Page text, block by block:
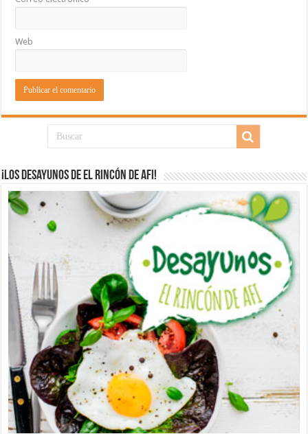
Web
¡Los desayunos de El Rincón de Afi!